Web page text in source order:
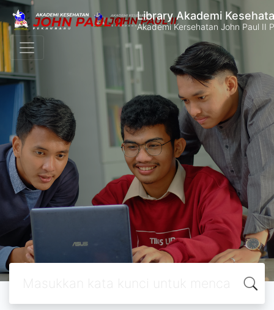
Library Akademi
Akademi Kersehatan John Paul II